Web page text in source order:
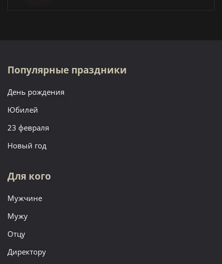
Популярные праздники
День рождения
Юбилей
23 февраля
Новый год
Для кого
Мужчине
Мужу
Отцу
Директору